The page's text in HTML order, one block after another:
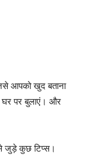
आपको खुद बताना
घर पर बुलाएं। और
जुड़े कुछ टिप्स।